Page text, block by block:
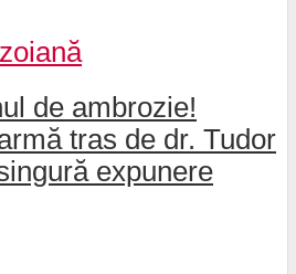
de ambrozie!
tras de dr. Tudor
expunere